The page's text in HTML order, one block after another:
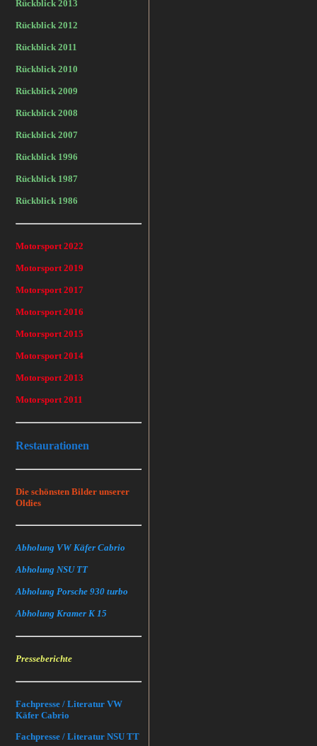
Rückblick 2013
Rückblick 2012
Rückblick 2011
Rückblick 2010
Rückblick 2009
Rückblick 2008
Rückblick 2007
Rückblick 1996
Rückblick 1987
Rückblick 1986
Motorsport 2022
Motorsport 2019
Motorsport 2017
Motorsport 2016
Motorsport 2015
Motorsport 2014
Motorsport 2013
Motorsport 2011
Restaurationen
Die schönsten Bilder unserer
Oldies
Abholung VW Käfer Cabrio
Abholung NSU TT
Abholung Porsche 930 turbo
Abholung Kramer K 15
Presseberichte
Fachpresse / Literatur VW
Käfer Cabrio
Fachpresse / Literatur NSU TT